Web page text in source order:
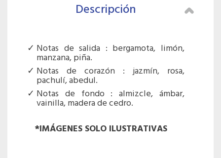
Descripción
Notas de salida : bergamota, limón,
manzana, piña.
Notas de corazón : jazmín, rosa,
pachulí, abedul.
Notas de fondo : almizcle, ámbar,
vainilla, madera de cedro.
*IMÁGENES SOLO ILUSTRATIVAS